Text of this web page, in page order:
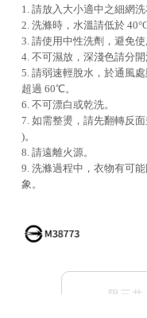
1. 請放入大小適中之細網
2. 洗滌時，水溫請低於
3. 請使用中性洗劑，避免
4. 不可濕放，深淺色請分
5. 請弱速輕脫水，於通風
超過 60℃。
6. 不可漂白或乾洗。
7. 如需整燙，請先翻轉反
)。
8. 請遠離火源。
9. 洗滌過程中，衣物有可
象。
限三